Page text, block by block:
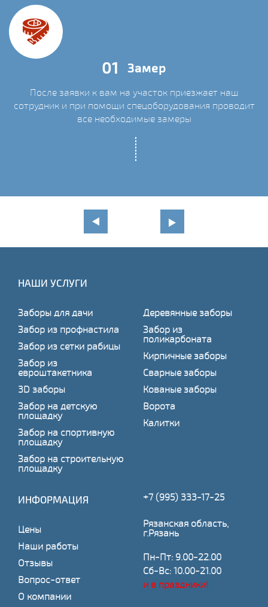
01 Замер
После заявки к вам на участок приезжает наш
сотрудник и при помощи спецоборудования проводит
все необходимые замеры
НАШИ УСЛУГИ
Заборы для дачи
Забор из профнастила
Забор из сетки рабицы
Забор из
евроштакетника
3D заборы
Забор на детскую
площадку
Забор на спортивную
площадку
Забор на строительную
площадку
Деревянные заборы
Забор из
поликарбоната
Кирпичные заборы
Сварные заборы
Кованые заборы
Ворота
Калитки
ИНФОРМАЦИЯ
Цены
Наши работы
Отзывы
Вопрос-ответ
О компании
+7 (995) 333-17-25
Рязанская область,
г.Рязань
Пн-Пт: 9.00-22.00
Сб-Вс: 10.00-21.00
и в праздники!